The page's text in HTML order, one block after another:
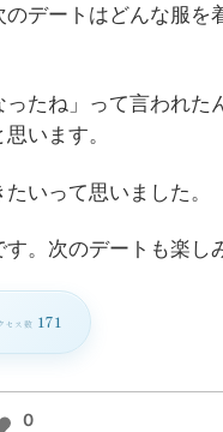
デートはどんな服を
たね」って言われた
います。
いって思いました。
。次のデートも楽し
セス数 171
0